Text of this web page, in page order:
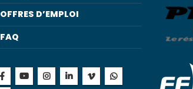
OFFRES D’EMPLOI
FAQ